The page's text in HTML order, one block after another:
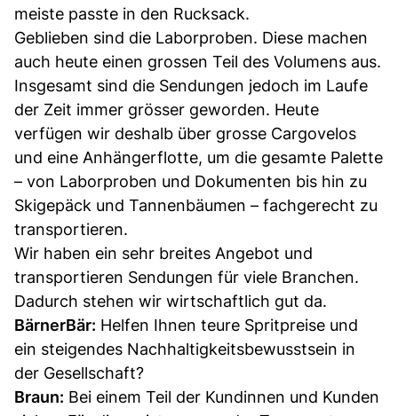
meiste passte in den Rucksack.
Geblieben sind die Laborproben. Diese machen
auch heute einen grossen Teil des Volumens aus.
Insgesamt sind die Sendungen jedoch im Laufe
der Zeit immer grösser geworden. Heute
verfügen wir deshalb über grosse Cargovelos
und eine Anhängerflotte, um die gesamte Palette
– von Laborproben und Dokumenten bis hin zu
Skigepäck und Tannenbäumen – fachgerecht zu
transportieren.
Wir haben ein sehr breites Angebot und
transportieren Sendungen für viele Branchen.
Dadurch stehen wir wirtschaftlich gut da.
BärnerBär: Helfen Ihnen teure Spritpreise und
ein steigendes Nachhaltigkeitsbewusstsein in
der Gesellschaft?
Braun: Bei einem Teil der Kundinnen und Kunden